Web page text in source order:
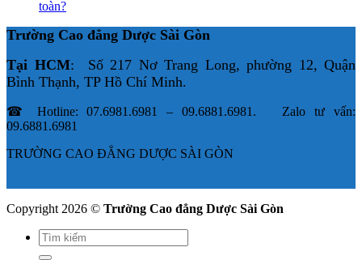
toàn?
Trường Cao đẳng Dược Sài Gòn
Tại HCM: Số 217 Nơ Trang Long, phường 12, Quận
Bình Thạnh, TP Hồ Chí Minh.
☎ Hotline: 07.6981.6981 – 09.6881.6981. Zalo tư vấn:
09.6881.6981
TRƯỜNG CAO ĐẲNG DƯỢC SÀI GÒN
Copyright 2026 © Trường Cao đẳng Dược Sài Gòn